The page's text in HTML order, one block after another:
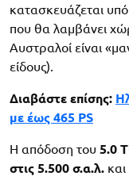
κατασκευάζεται
που θα λαμβάνει
Αυστραλοί είναι
είδους).
Διαβάστε επίσης:
με έως 465 PS
Η απόδοση του 5.0
στις 5.500 σ.α.λ. και